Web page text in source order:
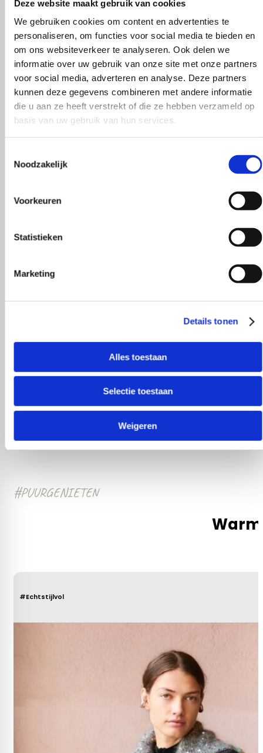
Deze website maakt gebruik van cookies
We gebruiken cookies om content en advertenties te
personaliseren, om functies voor social media te bieden en
om ons websiteverkeer te analyseren. Ook delen we
informatie over uw gebruik van onze site met onze partners
voor social media, adverteren en analyse. Deze partners
kunnen deze gegevens combineren met andere informatie
die u aan ze heeft verstrekt of die ze hebben verzameld op
basis van uw gebruik van hun services.
Noodzakelijk
Voorkeuren
Statistieken
Marketing
Details tonen
Alles toestaan
Selectie toestaan
Weigeren
Behulpzaam!
Heel behulpzaam, goede service mooie
produkten!
#PUURGENIETEN
#Echtstijlvol